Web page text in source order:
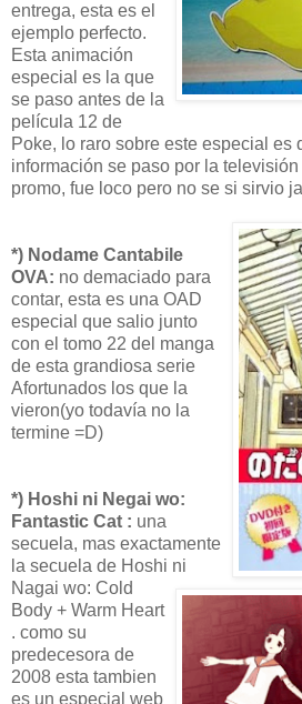
entrega, esta es el
ejemplo perfecto.
Esta animación
especial es la que
se paso antes de la
película 12 de
Poke, lo raro sobre este especial es
información se paso por la
promo, fue loco pero no se si sirvio
*) Nodame Cantabile
OVA: no demaciado para
contar, esta es una OAD
especial que salio junto
con el tomo 22 del manga
de esta grandiosa serie
Afortunados los que la
vieron(yo todavía no la
termine =D)
*) Hoshi ni Negai wo:
Fantastic Cat : una
secuela, mas exactamente
la secuela de Hoshi ni
Nagai wo: Cold
Body + Warm Heart
. como su
predecesora de
2008 esta tambien
es un especial web